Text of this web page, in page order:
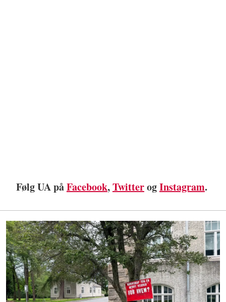
Følg UA påFacebook,TwitterogInstagram.